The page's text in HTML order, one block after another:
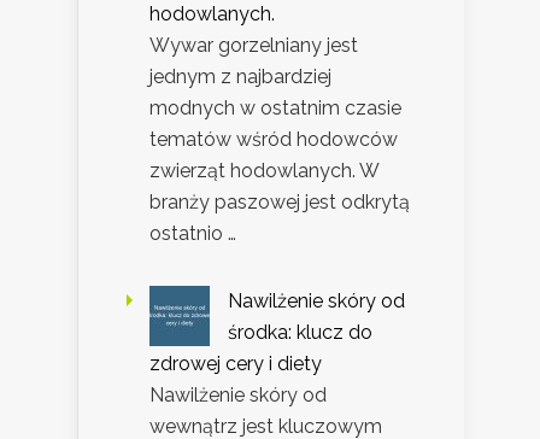
hodowlanych.
Wywar gorzelniany jest
jednym z najbardziej
modnych w ostatnim czasie
tematów wśród hodowców
zwierząt hodowlanych. W
branży paszowej jest odkrytą
ostatnio …
Nawilżenie skóry od
środka: klucz do
zdrowej cery i diety
Nawilżenie skóry od
wewnątrz jest kluczowym